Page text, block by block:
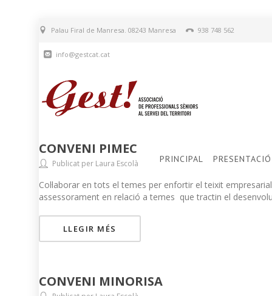
Palau Firal de Manresa. 08243 Manresa 938 748 562
info@gestcat.cat
PRINCIPAL PRESENTACIÓ
CONVENI PIMEC
Publicat per Laura Escolà
Col·laborar en tots el temes per enfortir el teixit
assessorament en relació a temes que tractin el
LLEGIR MÉS
CONVENI MINORISA